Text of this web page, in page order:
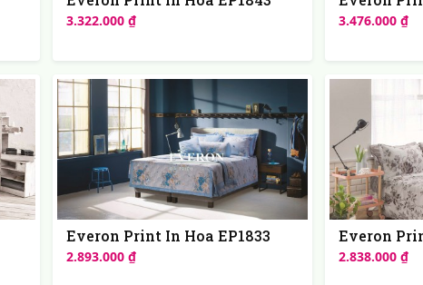
3.322.000 ₫ 3.476.000 ₫
Everon Print In Hoa EP1833
2.893.000 ₫
Everon
2.838.000 ₫